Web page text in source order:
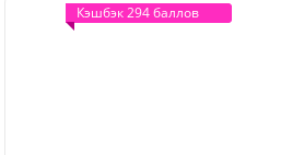
Кэшбэк 294 баллов
Кэшбэк 294 баллов